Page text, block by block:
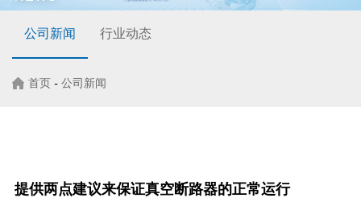
公司新闻 行业动态
首页 - 公司新闻
提供两点建议来保证真空断路器的正常运行